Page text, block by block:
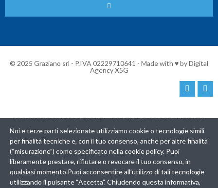
© 2025 Graziano srl - P.IVA 02229710641 - Made with ♥ byDigital
Agency X5G
PROGETTO "INNOVAZIONE – GRAZIANO SRL" REALIZZATO
CON I FONDI:
POR Campania FESR 2014-2020 Asse III
Obiettivo Specifico 3.5 – Azione 3.5.2
AVVISO PER LA CONCESSIONE DI CONTRIBUTI A FAVORE
DELLE MICRO, PICCOLE E MEDIE IMPRESE PER L’ATTUAZIONE DI
PROCESSI DI INNOVAZIONE
Noi e terze parti selezionate utilizziamo cookie o tecnologie simili
per finalità tecniche e, con il tuo consenso, anche per altre finalità
(“misurazione”) come specificato nella cookie policy. Puoi
liberamente prestare, rifiutare o revocare il tuo consenso, in
qualsiasi momento.Puoi acconsentire all’utilizzo di tali tecnologie
utilizzando il pulsante “Accetta”. Chiudendo questa informativa,